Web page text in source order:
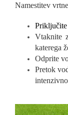
Namestitev
Priključite
Vtaknite
katerega
Odprite
Pretok